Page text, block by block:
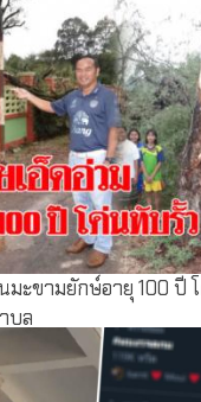
มะขามยักษ์อายุ 100 ปี
บล